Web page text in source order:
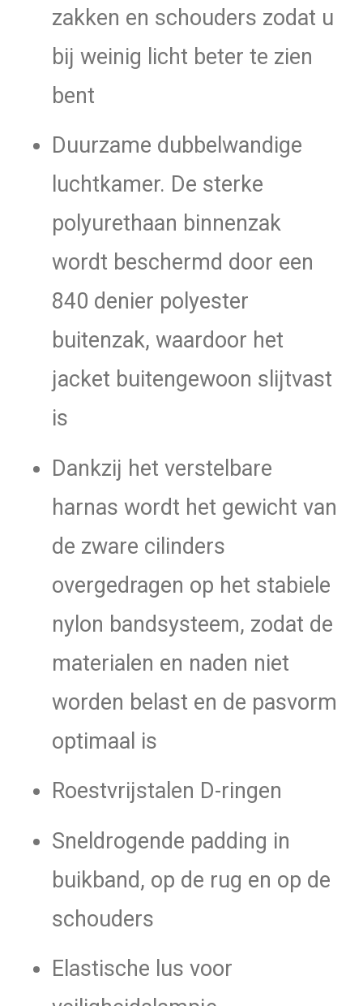
zakken en schouders zodat u
bij weinig licht beter te zien
bent
Duurzame dubbelwandige
luchtkamer. De sterke
polyurethaan binnenzak
wordt beschermd door een
840 denier polyester
buitenzak, waardoor het
jacket buitengewoon slijtvast
is
Dankzij het verstelbare
harnas wordt het gewicht van
de zware cilinders
overgedragen op het stabiele
nylon bandsysteem, zodat de
materialen en naden niet
worden belast en de pasvorm
optimaal is
Roestvrijstalen D-ringen
Sneldrogende padding in
buikband, op de rug en op de
schouders
Elastische lus voor